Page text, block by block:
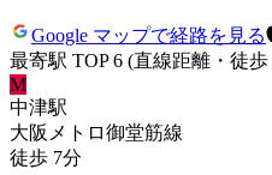
Google マップで経路を見る
最寄駅 TOP 6 (直線距離・徒歩
M
中津駅
大阪メトロ御堂筋線
徒歩 7分